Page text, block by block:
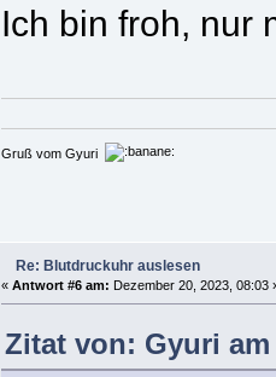
Ich bin froh, nur
Gruß vom Gyuri
Re: Blutdruckuhr auslesen
« Antwort #6 am: Dezember 20, 2023, 08:03
Zitat von: Gyuri am